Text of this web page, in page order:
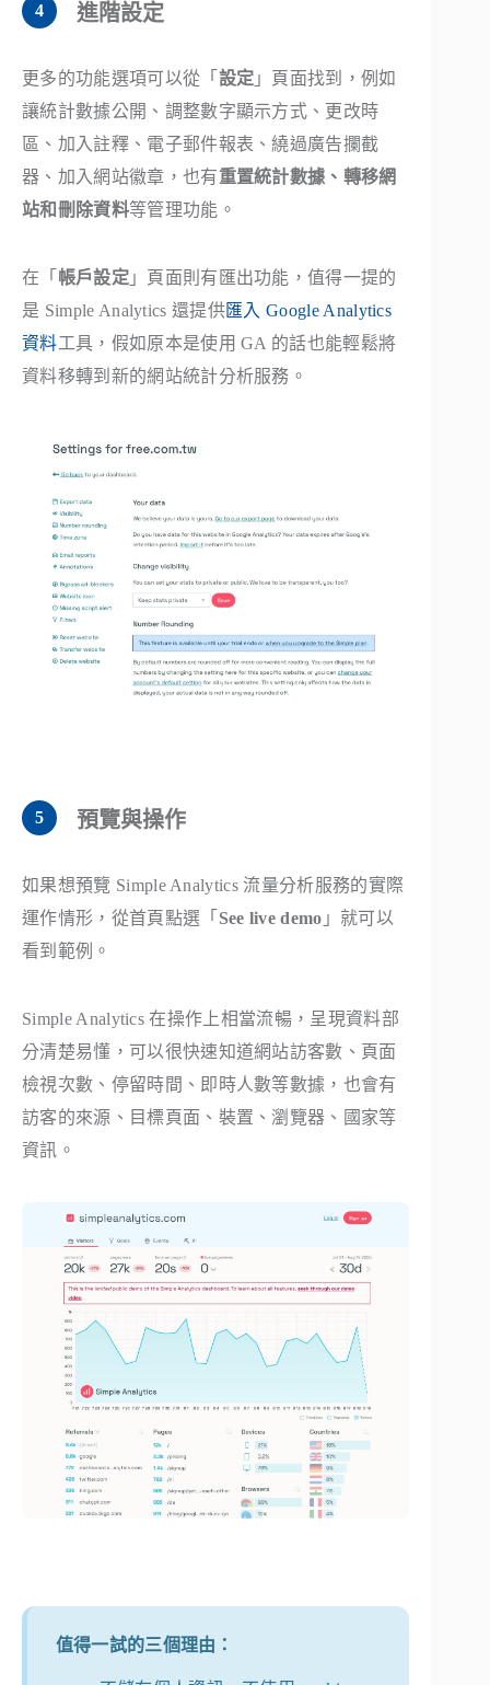
進階設定
更多的功能選項可以從「 設定 」頁面找到，例如
讓統計數據公開、調整數字顯示方式、更改時
區、加入註釋、電子郵件報表、繞過廣告攔截
器、加入網站徽章，也有重置統計數據、轉移網
站和刪除資料等管理功能。
在「 帳戶設定」頁面則有匯出功能，值得一提的
是 Simple Analytics 還提供匯入 Google Analytics
資料工具，假如原本是使用 GA 的話也能輕鬆將
資料移轉到新的網站統計分析服務。
預覽與操作
如果想預覽 Simple Analytics 流量分析服務的實際
運作情形，從首頁點選「 See live demo 」就可以
看到範例。
Simple Analytics 在操作上相當流暢，呈現資料部
分清楚易懂，可以很快速知道網站訪客數、頁面
檢視次數、停留時間、即時人數等數據，也會有
訪客的來源、目標頁面、裝置、瀏覽器、國家等
資訊。
值得一試的三個理由：